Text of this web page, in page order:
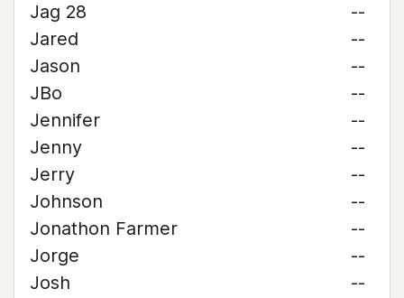
Jag 28
--
Jared
--
Jason
--
JBo
--
Jennifer
--
Jenny
--
Jerry
--
Johnson
--
Jonathon Farmer
--
Jorge
--
Josh
--